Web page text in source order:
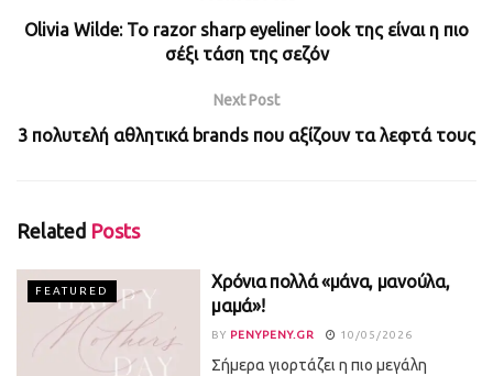
Olivia Wilde: Το razor sharp eyeliner look της είναι η πιο
σέξι τάση της σεζόν
Next Post
3 πολυτελή αθλητικά brands που αξίζουν τα λεφτά τους
Related Posts
FEATURED
Χρόνια πολλά «μάνα, μανούλα,
μαμά»!
BY PENYPENY.GR 10/05/2026
Σήμερα γιορτάζει η πιο μεγάλη